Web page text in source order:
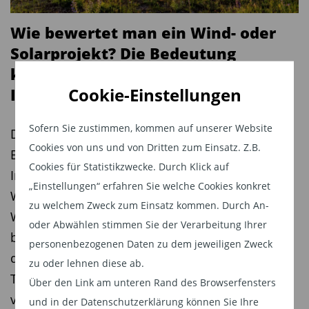
Cookie-Einstellungen
Sofern Sie zustimmen, kommen auf unserer Website
Cookies von uns und von Dritten zum Einsatz. Z.B.
Cookies für Statistikzwecke. Durch Klick auf
„Einstellungen“ erfahren Sie welche Cookies konkret
zu welchem Zweck zum Einsatz kommen. Durch An-
oder Abwählen stimmen Sie der Verarbeitung Ihrer
personenbezogenen Daten zu dem jeweiligen Zweck
zu oder lehnen diese ab.
Über den Link am unteren Rand des Browserfensters
und in der Datenschutzerklärung können Sie Ihre
geringfügig erhöht (von USD 110 auf USD 116 je
Barrel Brent).
Die Abhängigkeit von der politisch instabilen
Region des Nahen Ostens verringert sich. Die
Internationale Energieagentur schätzt, dass die
USA in den nächsten Jahren zuerst Russland,
dann Saudi-Arabien als größten Ölproduzent der
Welt überholen werden wird.
Schließlich geht das US-Leistungsbilanzdefizit
zurück, das bisher immer ein Ärgernis nicht nur
für die Vereinigten Staaten, sondern für die
Weltwirtschaft insgesamt war. Es beträgt zwar
immer noch 2,5 % des BIP (siehe Grafik). Der
Wie bewertet man ein Wind- oder
Solarprojekt? Die Bedeutung
konservativer DCF-Modelle für
Infrastrukturinvestitionen
Die Bewertung von Infrastrukturprojekten im
Bereich der erneuerbaren Energien stellt
Investoren vor eine zentrale Herausforderung:
Wie lässt sich der wirtschaftliche Wert eines
Wind- oder Solarparks möglichst realistisch
bestimmen, wenn ein Großteil der Erträge erst in
der Zukunft erwirtschaftet wird? Ein Betrag von
Thomas Hartauer, Gründer und Vorstandschef
von CAV Partners, für TiAM FundResearch.